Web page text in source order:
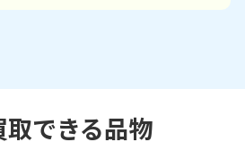
できる品物